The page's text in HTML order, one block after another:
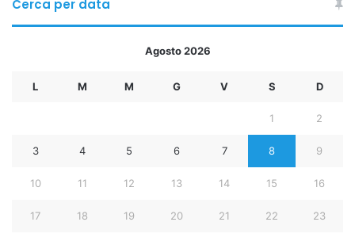
Cerca per data
Agosto 2026
L M M G V S D
1 2
3 4 5 6 7 8 9
10 11 12 13 14 15 16
17 18 19 20 21 22 23